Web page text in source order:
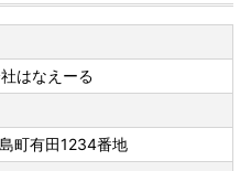
はなえーる
町有田1234番地